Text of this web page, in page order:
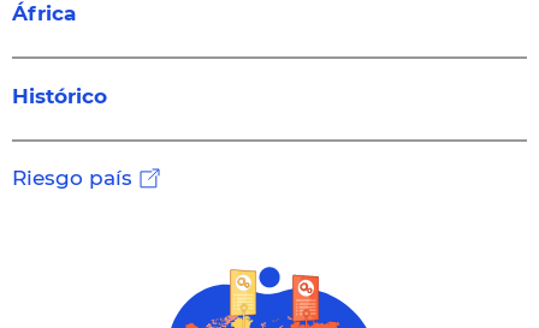
África
Histórico
Riesgo país